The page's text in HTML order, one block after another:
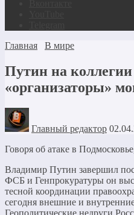
Главная
В мире
Путин на
«организаторы»
Главный редактор
Говоря об атаке в
Владимир Путин завершил
ФСБ и Генпрокуратуры он
тесной координации
сегодня внешние и
Геополитические недруги